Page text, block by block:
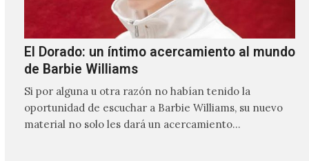
El Dorado: un íntimo acercamiento al mundo
de Barbie Williams
Si por alguna u otra razón no habían tenido la
oportunidad de escuchar a Barbie Williams, su nuevo
material no solo les dará un acercamiento…